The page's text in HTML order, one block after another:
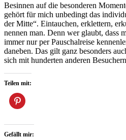
Besinnen auf die besonderen
gehört für mich unbedingt das
der Mitte“. Eintauchen, erklettern,
nennen man. Denn wer glaubt, dass
immer nur per Pauschalreise
daneben. Das gilt ganz besonders
sich mit hunderten anderen
Teilen mit:
Gefällt mir: